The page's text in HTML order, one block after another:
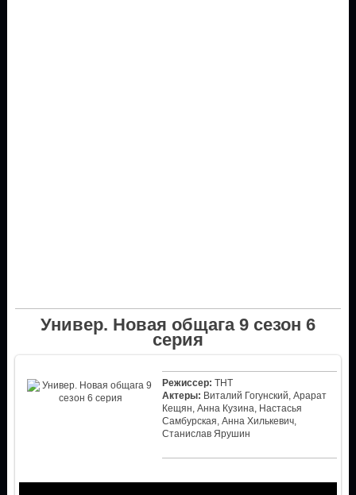
Универ. Новая общага 9 сезон 6
серия
Режиссер: ТНТ
Актеры: Виталий Гогунский, Арарат
Кещян, Анна Кузина, Настасья
Самбурская, Анна Хилькевич,
Станислав Ярушин